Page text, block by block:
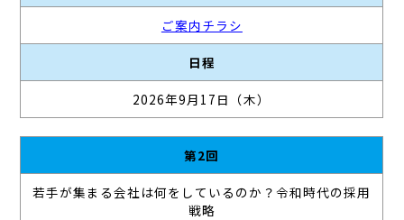
ご案内チラシ
日程
2026年9月17日（木）
第2回
若手が集まる会社は何をしているのか？令和時代の採用
戦略